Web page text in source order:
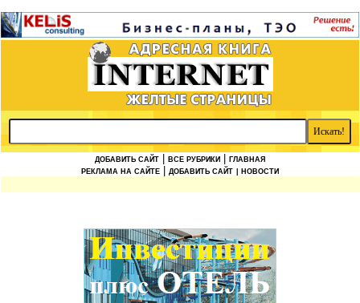
ДОБАВИТЬ САЙТ ВСЕ РУБРИКИ
ГЛАВНАЯ
РЕКЛАМА НА САЙТЕ
ДОБАВИТЬ САЙТ | НОВОСТИ